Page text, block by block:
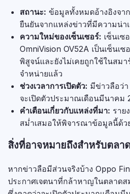
สถานะ: ข้อมูลทั้งหมดอ้างอิงจา
ยืนยันจากแหล่งข่าวที่มีความน่า
ความใหม่ของเซ็นเซอร์: เซ็นเซ
OmniVision OV52A เป็นเซ็นเ
พิสูจน์และยังไม่เคยถูกใช้ในสม
จำหน่ายแล้ว
ช่วงเวลาการเปิดตัว: มีข่าวลือว่
จะเปิดตัวประมาณเดือนมีนาคม
คำเตือนเกี่ยวกับแหล่งที่มา: ราย
สม่ำเสมอให้พิจารณาข้อมูลนี้ด้ว
สิ่งที่อาจหมายถึงสำหรับตลา
หากข่าวลือมีส่วนจริงบ้าง Oppo
ประกาศเจตนาที่กล้าหาญในตลาด